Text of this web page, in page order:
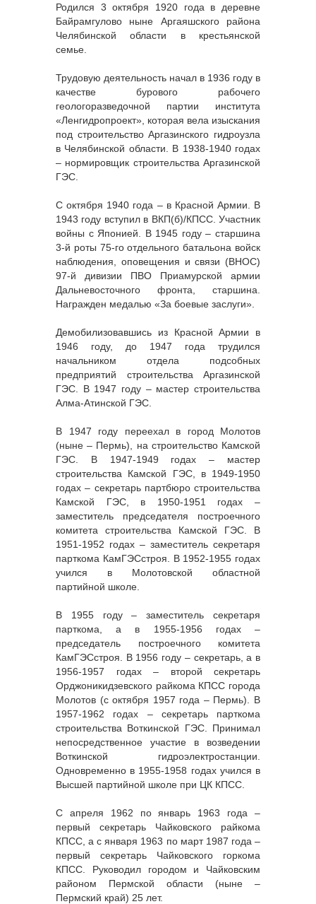
Родился 3 октября 1920 года в деревне
Байрамгулово ныне Аргаяшского района
Челябинской области в крестьянской
семье.
Трудовую деятельность начал в 1936 году в
качестве бурового рабочего
геологоразведочной партии института
«Ленгидропроект», которая вела изыскания
под строительство Аргазинского гидроузла
в Челябинской области. В 1938-1940 годах
– нормировщик строительства Аргазинской
ГЭС.
С октября 1940 года – в Красной Армии. В
1943 году вступил в ВКП(б)/КПСС. Участник
войны с Японией. В 1945 году – старшина
3-й роты 75-го отдельного батальона войск
наблюдения, оповещения и связи (ВНОС)
97-й дивизии ПВО Приамурской армии
Дальневосточного фронта, старшина.
Награжден медалью «За боевые заслуги».
Демобилизовавшись из Красной Армии в
1946 году, до 1947 года трудился
начальником отдела подсобных
предприятий строительства Аргазинской
ГЭС. В 1947 году – мастер строительства
Алма-Атинской ГЭС.
В 1947 году переехал в город Молотов
(ныне – Пермь), на строительство Камской
ГЭС. В 1947-1949 годах – мастер
строительства Камской ГЭС, в 1949-1950
годах – секретарь партбюро строительства
Камской ГЭС, в 1950-1951 годах –
заместитель председателя построечного
комитета строительства Камской ГЭС. В
1951-1952 годах – заместитель секретаря
парткома КамГЭСстроя. В 1952-1955 годах
учился в Молотовской областной
партийной школе.
В 1955 году – заместитель секретаря
парткома, а в 1955-1956 годах –
председатель построечного комитета
КамГЭСстроя. В 1956 году – секретарь, а в
1956-1957 годах – второй секретарь
Орджоникидзевского райкома КПСС города
Молотов (с октября 1957 года – Пермь). В
1957-1962 годах – секретарь парткома
строительства Воткинской ГЭС. Принимал
непосредственное участие в возведении
Воткинской гидроэлектростанции.
Одновременно в 1955-1958 годах учился в
Высшей партийной школе при ЦК КПСС.
С апреля 1962 по январь 1963 года –
первый секретарь Чайковского райкома
КПСС, а с января 1963 по март 1987 года –
первый секретарь Чайковского горкома
КПСС. Руководил городом и Чайковским
районом Пермской области (ныне –
Пермский край) 25 лет.